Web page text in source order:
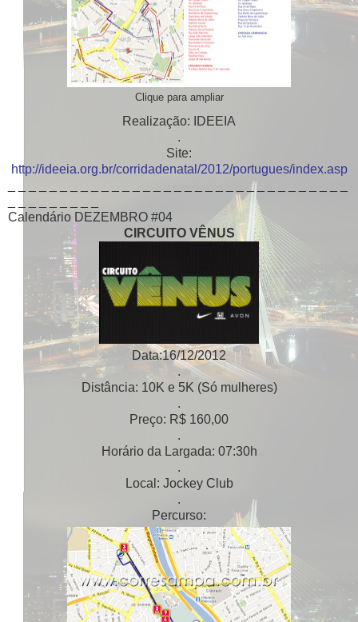
Clique para ampliar
Realização: IDEEIA
.
Site:
http://ideeia.org.br/corridadenatal/2012/portugues/index.asp
_ _ _ _ _ _ _ _ _ _ _ _ _ _ _ _ _ _ _ _ _ _ _ _ _ _ _ _ _ _ _ _ _
Calendário DEZEMBRO #04
CIRCUITO VÊNUS
Data:16/12/2012
.
Distância: 10K e 5K (Só mulheres)
.
Preço: R$ 160,00
.
Horário da Largada: 07:30h
.
Local: Jockey Club
.
Percurso: